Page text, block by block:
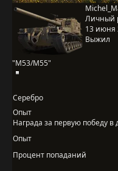
"M53/M55"
Личный
13 июня
Выжил
Серебро
Опыт
Награда за первую победу в
Опыт
Процент попаданий